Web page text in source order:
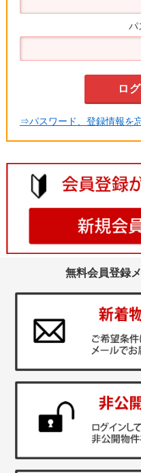
パ
⇒パスワード、登録情報を
無料会員登録